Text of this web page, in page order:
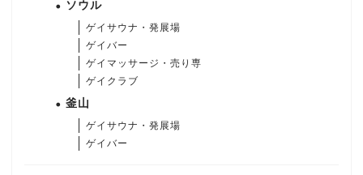
ソウル
ゲイサウナ・発展場
ゲイバー
ゲイマッサージ・売り専
ゲイクラブ
釜山
ゲイサウナ・発展場
ゲイバー